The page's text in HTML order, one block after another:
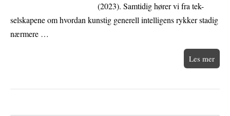
(2023). Samtidig hører vi fra tek-
selskapene om hvordan kunstig generell intelligens rykker stadig
nærmere …
Les mer